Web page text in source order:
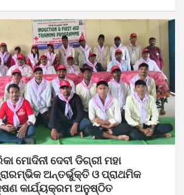
ମୋଦିନୀ ଦେବୀ ଡିଗ୍ରୀ ମହା
ଅନ୍ତର୍ଭୁକ୍ତି ଓ ପ୍ରାଥମିକ
କାର୍ଯ୍ୟକ୍ରମ ଅନୁଷ୍ଠିତ